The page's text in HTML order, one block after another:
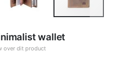
wallet
over dit product